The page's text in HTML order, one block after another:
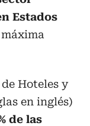
Estados
Hoteles y
en inglés)
de las